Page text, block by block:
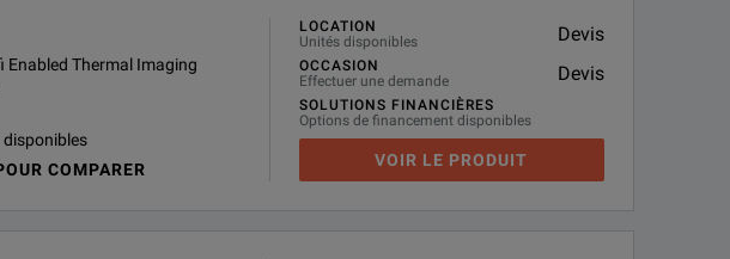
Enabled Thermal Imaging
COMPARER
LOCATION
Unités disponibles
Devis
OCCASION
Effectuer une demande
Devis
SOLUTIONS FINANCIÈRES
Options de financement disponibles
VOIR LE PRODUIT